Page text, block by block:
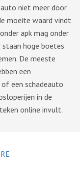
niet meer door
moeite waard vindt
apk mag onder
staan hoge boetes
De meeste
een
een schadeauto
in de
online invult.